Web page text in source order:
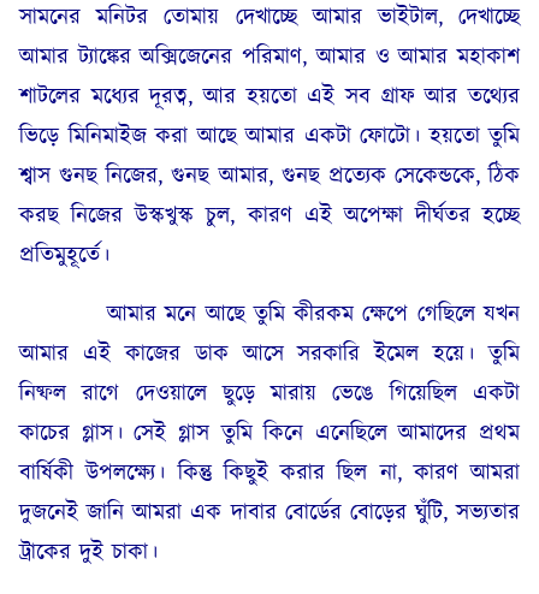
সামনের মনিটর তোমায় দেখাচ্ছে আমার ভাইটাল, দেখাচ্ছে
আমার ট্যাঙ্কের অক্সিজেনের পরিমাণ, আমার ও আমার মহাকাশ
শাটলের মধ্যের দূরত্ব, আর হয়তো এই সব গ্রাফ আর তথ্যের
ভিড়ে মিনিমাইজ করা আছে আমার একটা ফোটো। হয়তো তুমি
শ্বাস গুনছ নিজের, গুনছ আমার, গুনছ প্রত্যেক সেকেন্ডকে, ঠিক
করছ নিজের উস্কখুস্ক চুল, কারণ এই অপেক্ষা দীর্ঘতর হচ্ছে
প্রতিমুহূর্তে।
আমার মনে আছে তুমি কীরকম ক্ষেপে গেছিলে যখন
আমার এই কাজের ডাক আসে সরকারি ইমেল হয়ে। তুমি
নিষ্ফল রাগে দেওয়ালে ছুড়ে মারায় ভেঙে গিয়েছিল একটা
কাচের গ্লাস। সেই গ্লাস তুমি কিনে এনেছিলে আমাদের প্রথম
বার্ষিকী উপলক্ষ্যে। কিন্তু কিছুই করার ছিল না, কারণ আমরা
দুজনেই জানি আমরা এক দাবার বোর্ডের বোড়ের ঘুঁটি, সভ্যতার
ট্রাকের দুই চাকা।